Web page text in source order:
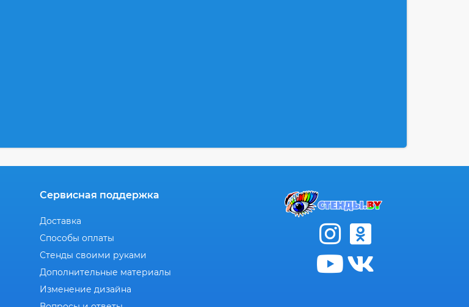
Сервисная поддержка
Доставка
Способы оплаты
Стенды своими руками
Дополнительные материалы
Изменение дизайна